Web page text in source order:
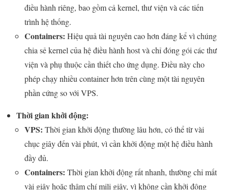
điều hành riêng, bao gồm cả kernel, thư viện và các tiến
trình hệ thống.
Containers: Hiệu quả tài nguyên cao hơn đáng kể vì chúng
chia sẻ kernel của hệ điều hành host và chỉ đóng gói các thư
viện và phụ thuộc cần thiết cho ứng dụng. Điều này cho
phép chạy nhiều container hơn trên cùng một tài nguyên
phần cứng so với VPS.
Thời gian khởi động:
VPS: Thời gian khởi động thường lâu hơn, có thể từ vài
chục giây đến vài phút, vì cần khởi động một hệ điều hành
đầy đủ.
Containers: Thời gian khởi động rất nhanh, thường chỉ mất
vài giây hoặc thậm chí mili giây, vì không cần khởi động